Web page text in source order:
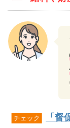
チェック
「督